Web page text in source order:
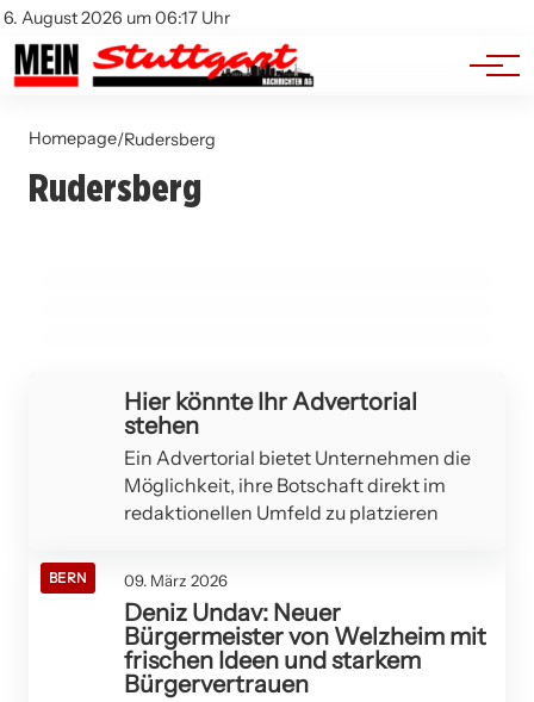
6. August 2026 um 06:17 Uhr
Impressum
Datenschutz
Branchenbuch
Werbung
Homepage/Rudersberg
Rudersberg
13. März 2026
Juniorwahl in Rudersberg: Politische Bildung
12. März 2026
Sperrung der Wieslauftalbahn am 14. März:
Ärger um Gutachterausschuss in
Hier könnte Ihr Advertorial
stehen
Ein Advertorial bietet Unternehmen die
Möglichkeit, ihre Botschaft direkt im
redaktionellen Umfeld zu platzieren
BERN 09. März 2026
Deniz Undav: Neuer
Bürgermeister von Welzheim mit
frischen Ideen und starkem
Bürgervertrauen